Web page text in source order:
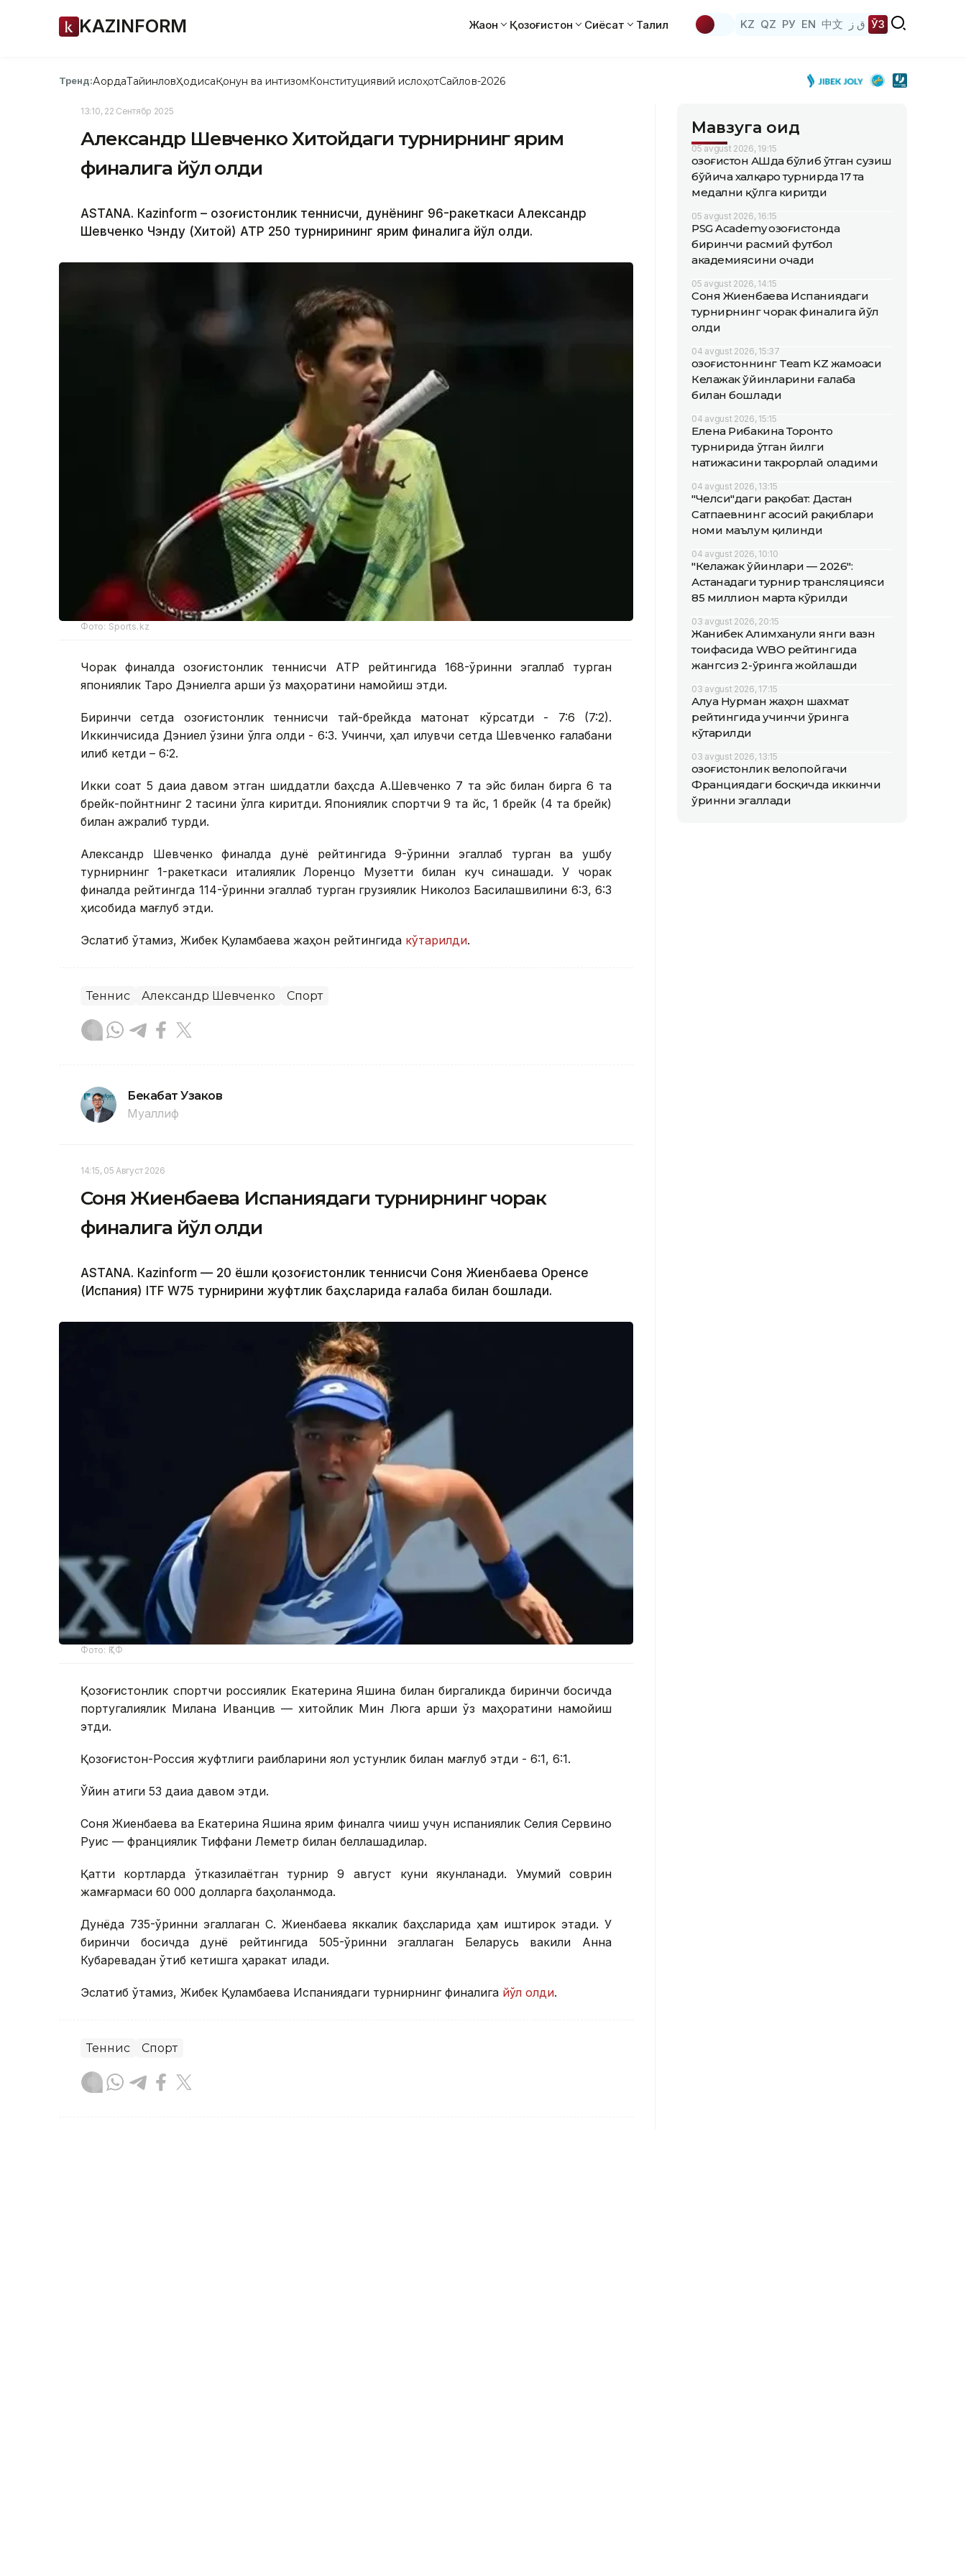
KAZINFORM Жаҳон Қозоғистон Сиёсат Таҳлил KZ QZ РУ EN 中文 ق ز ЎЗ
Тренд:АқордаТайинловҲодисаҚонун ва интизомКонституциявий ислоҳотСайлов-2026
13:10, 22 Сентябр 2025
Александр Шевченко Хитойдаги турнирнинг ярим
финалига йўл олди
ASTANА. Кazinform – Қозоғистонлик теннисчи, дунёнинг 96-ракеткаси Александр
Шевченко Чэнду (Хитой) АТР 250 турнирининг ярим финалига йўл олди.
Фото: Sports.kz
Чорак финалда қозоғистонлик теннисчи АТР рейтингида 168-ўринни эгаллаб турган
япониялик Таро Дэниелга қарши ўз маҳоратини намойиш этди.
Биринчи сетда қозоғистонлик теннисчи тай-брейкда матонат кўрсатди - 7:6 (7:2).
Иккинчисида Дэниел ўзини қўлга олди - 6:3. Учинчи, ҳал қилувчи сетда Шевченко ғалабани
илиб кетди – 6:2.
Икки соат 5 дақиқа давом этган шиддатли баҳсда А.Шевченко 7 та эйс билан бирга 6 та
брейк-пойнтнинг 2 тасини қўлга киритди. Япониялик спортчи 9 та йс, 1 брейк (4 та брейк)
билан ажралиб турди.
Александр Шевченко финалда дунё рейтингида 9-ўринни эгаллаб турган ва ушбу
турнирнинг 1-ракеткаси италиялик Лоренцо Музетти билан куч синашади. У чорак
финалда рейтингда 114-ўринни эгаллаб турган грузиялик Николоз Басилашвилини 6:3, 6:3
ҳисобида мағлуб этди.
Эслатиб ўтамиз, Жибек Қуламбаева жаҳон рейтингида кўтарилди.
Теннис Александр Шевченко Спорт
Бекабат Узаков
Муаллиф
14:15, 05 Август 2026
Соня Жиенбаева Испаниядаги турнирнинг чорак
финалига йўл олди
ASTANА. Кazinform — 20 ёшли қозоғистонлик теннисчи Соня Жиенбаева Оренсе
(Испания) ITF W75 турнирини жуфтлик баҳсларида ғалаба билан бошлади.
Фото: ҚТФ
Қозоғистонлик спортчи россиялик Екатерина Яшина билан биргаликда биринчи босқичда
португалиялик Милана Иванцив — хитойлик Мин Люга қарши ўз маҳоратини намойиш
этди.
Қозоғистон-Россия жуфтлиги рақибларини яққол устунлик билан мағлуб этди - 6:1, 6:1.
Ўйин атиги 53 дақиқа давом этди.
Соня Жиенбаева ва Екатерина Яшина ярим финалга чиқиш учун испаниялик Селия Сервино
Руис — франциялик Тиффани Леметр билан беллашадилар.
Қаттиқ кортларда ўтказилаётган турнир 9 август куни якунланади. Умумий соврин
жамғармаси 60 000 долларга баҳоланмоқда.
Дунёда 735-ўринни эгаллаган С. Жиенбаева яккалик баҳсларида ҳам иштирок этади. У
биринчи босқичда дунё рейтингида 505-ўринни эгаллаган Беларусь вакили Анна
Кубаревадан ўтиб кетишга ҳаракат қилади.
Эслатиб ўтамиз, Жибек Қуламбаева Испаниядаги турнирнинг финалига йўл олди.
Теннис Спорт
Мавзуга оид
05 avgust 2026, 19:15
Қозоғистон АҚШда бўлиб ўтган сузиш
бўйича халқаро турнирда 17 та
медални қўлга киритди
05 avgust 2026, 16:15
PSG Academy Қозоғистонда
биринчи расмий футбол
академиясини очади
05 avgust 2026, 14:15
Соня Жиенбаева Испаниядаги
турнирнинг чорак финалига йўл
олди
04 avgust 2026, 15:37
Қозоғистоннинг Team KZ жамоаси
Келажак ўйинларини ғалаба
билан бошлади
04 avgust 2026, 15:15
Елена Рибакина Торонто
турнирида ўтган йилги
натижасини такрорлай оладими
04 avgust 2026, 13:15
"Челси"даги рақобат: Дастан
Сатпаевнинг асосий рақиблари
номи маълум қилинди
04 avgust 2026, 10:10
"Келажак ўйинлари — 2026":
Астанадаги турнир трансляцияси
85 миллион марта кўрилди
03 avgust 2026, 20:15
Жанибек Алимханули янги вазн
тоифасида WBO рейтингида
жангсиз 2-ўринга жойлашди
03 avgust 2026, 17:15
Алуа Нурман жаҳон шахмат
рейтингида учинчи ўринга
кўтарилди
03 avgust 2026, 13:15
Қозоғистонлик велопойгачи
Франциядаги босқичда иккинчи
ўринни эгаллади